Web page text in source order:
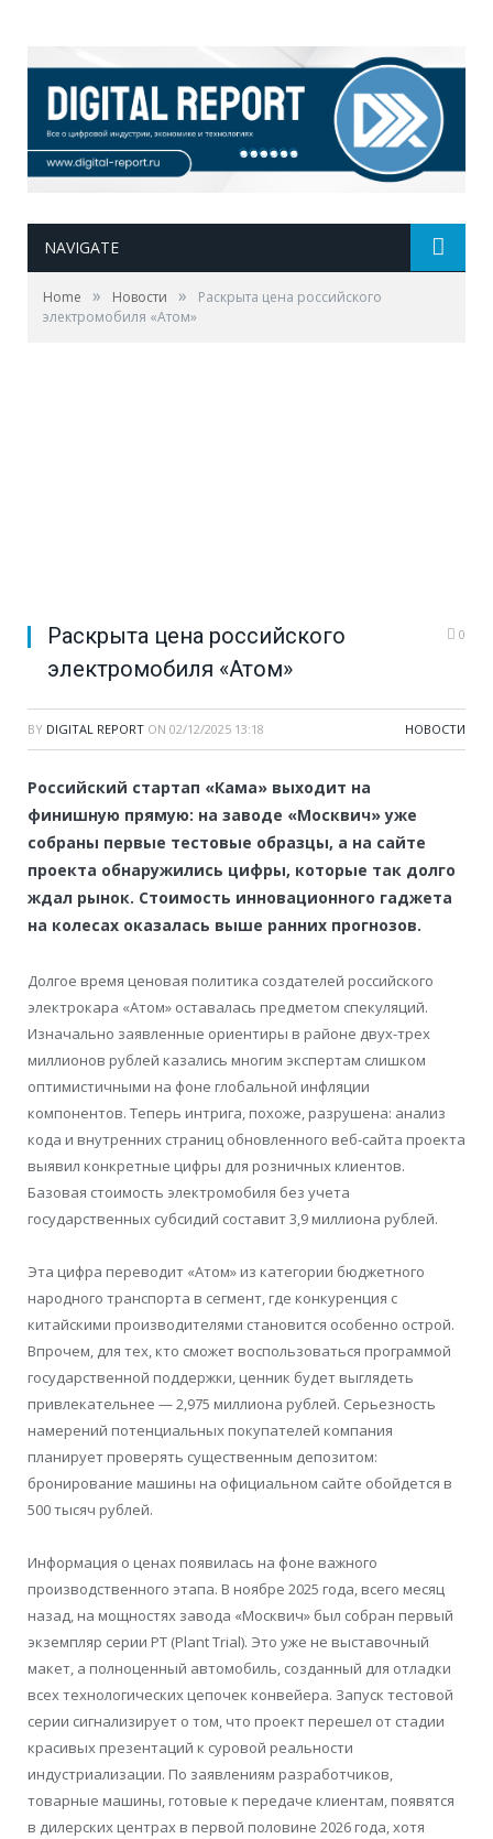
NAVIGATE
Home » Новости »
Раскрыта цена российского
электромобиля «Атом»
Раскрыта цена российского
электромобиля «Атом»
0
BY DIGITAL REPORT ON 02/12/2025 13:18 НОВОСТИ
Российский стартап «Кама» выходит на
финишную прямую: на заводе «Москвич» уже
собраны первые тестовые образцы, а на сайте
проекта обнаружились цифры, которые так долго
ждал рынок. Стоимость инновационного гаджета
на колесах оказалась выше ранних прогнозов.
Долгое время ценовая политика создателей российского
электрокара «Атом» оставалась предметом спекуляций.
Изначально заявленные ориентиры в районе двух-трех
миллионов рублей казались многим экспертам слишком
оптимистичными на фоне глобальной инфляции
компонентов. Теперь интрига, похоже, разрушена: анализ
кода и внутренних страниц обновленного веб-сайта проекта
выявил конкретные цифры для розничных клиентов.
Базовая стоимость электромобиля без учета
государственных субсидий составит 3,9 миллиона рублей.
Эта цифра переводит «Атом» из категории бюджетного
народного транспорта в сегмент, где конкуренция с
китайскими производителями становится особенно острой.
Впрочем, для тех, кто сможет воспользоваться программой
государственной поддержки, ценник будет выглядеть
привлекательнее — 2,975 миллиона рублей. Серьезность
намерений потенциальных покупателей компания
планирует проверять существенным депозитом:
бронирование машины на официальном сайте обойдется в
500 тысяч рублей.
Информация о ценах появилась на фоне важного
производственного этапа. В ноябре 2025 года, всего месяц
назад, на мощностях завода «Москвич» был собран первый
экземпляр серии PT (Plant Trial). Это уже не выставочный
макет, а полноценный автомобиль, созданный для отладки
всех технологических цепочек конвейера. Запуск тестовой
серии сигнализирует о том, что проект перешел от стадии
красивых презентаций к суровой реальности
индустриализации. По заявлениям разработчиков,
товарные машины, готовые к передаче клиентам, появятся
в дилерских центрах в первой половине 2026 года, хотя